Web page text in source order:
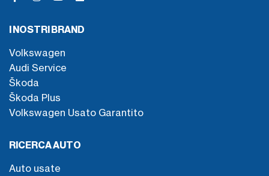
I NOSTRI BRAND
Volkswagen
Audi Service
Škoda
Škoda Plus
Volkswagen Usato Garantito
RICERCA AUTO
Auto usate